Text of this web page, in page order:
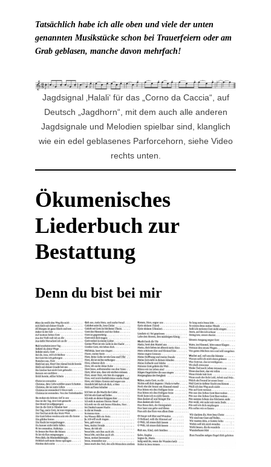
Tatsächlich habe ich alle oben und viele der unten
genannten Musikstücke schon bei Trauerfeiern oder am
Grab geblasen, manche davon mehrfach!
Jagdsignal ‚Halali‘ für das „Corno da Caccia“, auf
Deutsch „Jagdhorn“, mit dem auch alle anderen
Jagdsignale und Melodien spielbar sind, klanglich
wie ein edel geblasenes Parforcehorn, siehe Video
rechts unten.
Ökumenisches
Liederbuch zur
Bestattung
Denn du bist bei mir